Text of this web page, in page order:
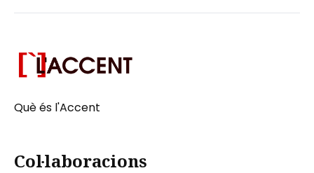
Què és l'Accent
Col·laboracions